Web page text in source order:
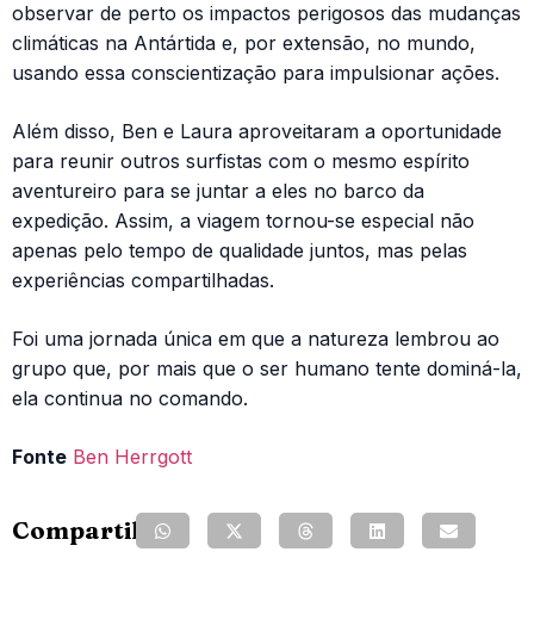
observar de perto os impactos perigosos das mudanças
climáticas na Antártida e, por extensão, no mundo,
usando essa conscientização para impulsionar ações.
Além disso, Ben e Laura aproveitaram a oportunidade
para reunir outros surfistas com o mesmo espírito
aventureiro para se juntar a eles no barco da
expedição. Assim, a viagem tornou-se especial não
apenas pelo tempo de qualidade juntos, mas pelas
experiências compartilhadas.
Foi uma jornada única em que a natureza lembrou ao
grupo que, por mais que o ser humano tente dominá-la,
ela continua no comando.
Fonte Ben Herrgott
Compartilhe: